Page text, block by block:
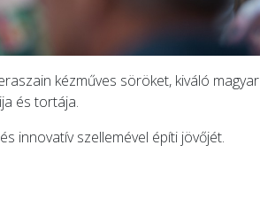
kézműves söröket, kiváló magyar
és tortája.
innovatív szellemével építi jövőjét.